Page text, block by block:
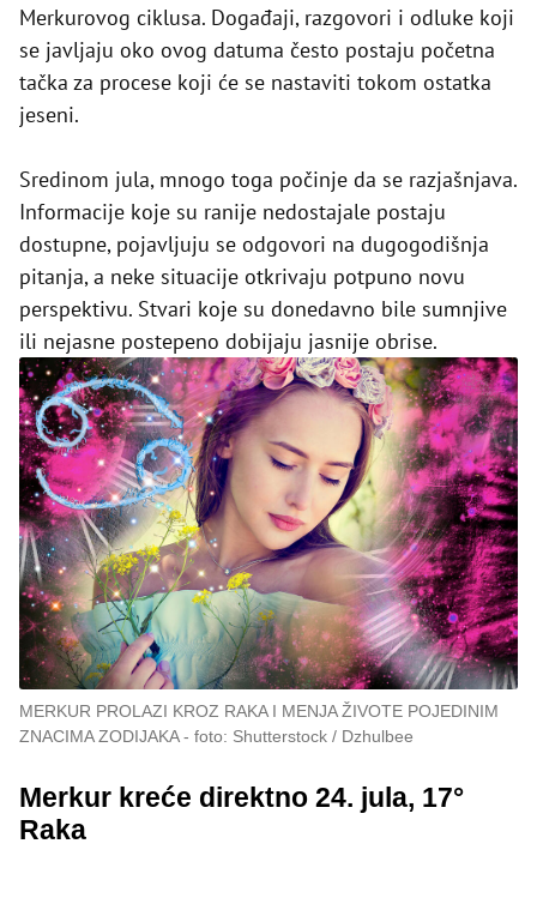
Merkurovog ciklusa. Događaji, razgovori i odluke koji
se javljaju oko ovog datuma često postaju početna
tačka za procese koji će se nastaviti tokom ostatka
jeseni.
Sredinom jula, mnogo toga počinje da se razjašnjava.
Informacije koje su ranije nedostajale postaju
dostupne, pojavljuju se odgovori na dugogodišnja
pitanja, a neke situacije otkrivaju potpuno novu
perspektivu. Stvari koje su donedavno bile sumnjive
ili nejasne postepeno dobijaju jasnije obrise.
MERKUR PROLAZI KROZ RAKA I MENJA ŽIVOTE POJEDINIM
ZNACIMA ZODIJAKA
foto: Shutterstock / Dzhulbee
Merkur kreće direktno 24. jula, 17°
Raka